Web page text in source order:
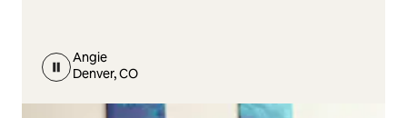
Angie
Denver, CO